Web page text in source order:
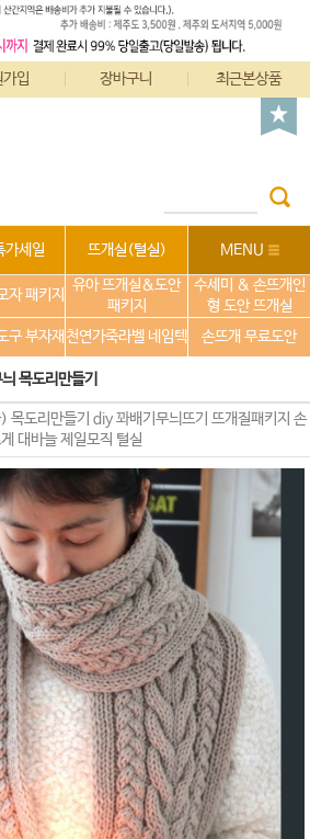
입 장바구니 최근본상품
가세일 뜨개실(털실) MENU
자 패키지
유아 뜨개실&도안
패키지
수세미 & 손뜨개인
형 도안 뜨개실
구 부자재 천연가죽라벨 네임텍 손뜨개 무료도안
목도리만들기
목도리만들기 diy 꽈배기무늬뜨기 뜨개질패키지 손
대바늘 제일모직 털실